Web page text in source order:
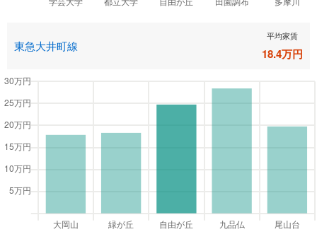
東急大井町線
平均家賃
18.4万円